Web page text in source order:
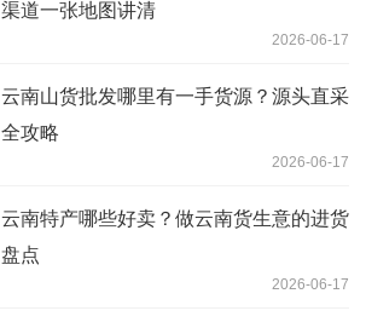
渠道一张地图讲清
2026-06-17
云南山货批发哪里有一手货源？源头直采
全攻略
2026-06-17
云南特产哪些好卖？做云南货生意的进货
盘点
2026-06-17